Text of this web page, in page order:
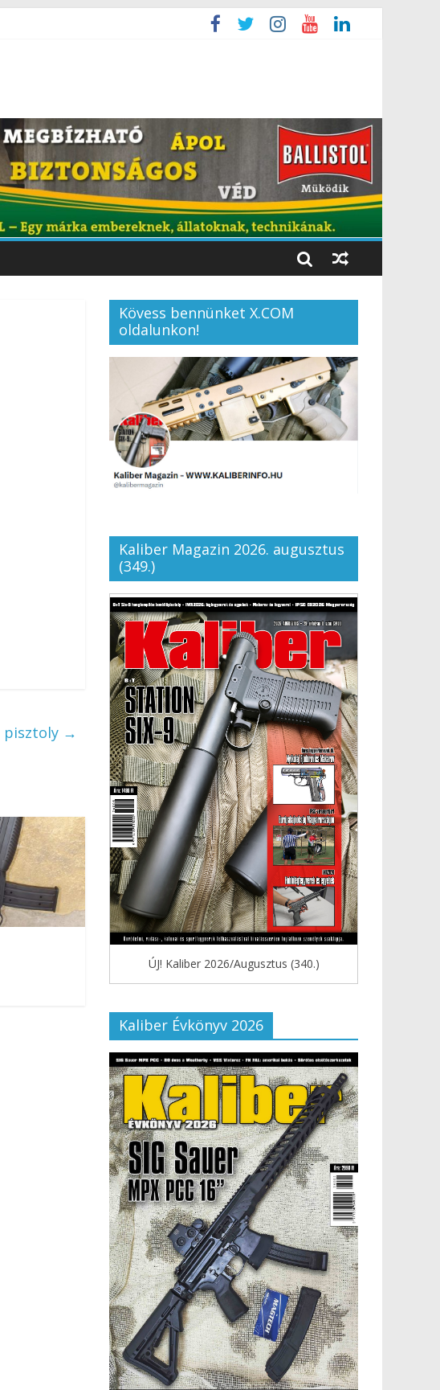
pisztoly →
Kövess bennünket X.COM
oldalunkon!
Kaliber Magazin 2026. augusztus
(349.)
ÚJ! Kaliber 2026/Augusztus (340.)
Kaliber Évkönyv 2026